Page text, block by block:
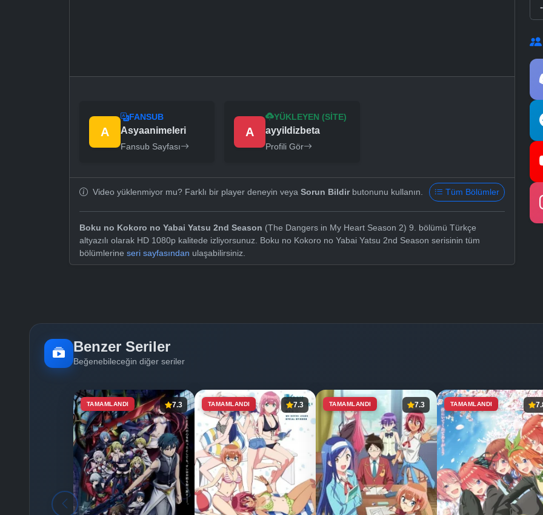
A
FANSUB
Asyaanimeleri
Fansub Sayfası
A
YÜKLEYEN (SITE)
ayyildizbeta
Profili Gör
Video yüklenmiyor mu? Farklı bir player deneyin veya Sorun Bildirbutonunu kullanın. Tüm Bölümler
Boku no Kokoro no Yabai Yatsu 2nd Season (The Dangers in My Heart Season 2) 9. bölümü Türkçe
altyazılı olarak HD 1080p kalitede izliyorsunuz. Boku no Kokoro no Yabai Yatsu 2nd Season serisinin tüm
bölümlerine seri sayfasından ulaşabilirsiniz.
Benzer Seriler
Beğenebileceğin diğer seriler
TAMAMLANDI 7.3 TAMAMLANDI 7.3 TAMAMLANDI 7.3 TAMAMLANDI